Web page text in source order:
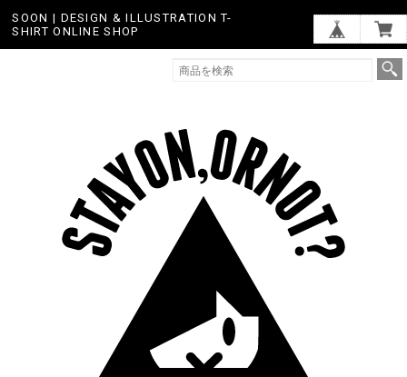
SOON | DESIGN & ILLUSTRATION T-
SHIRT ONLINE SHOP